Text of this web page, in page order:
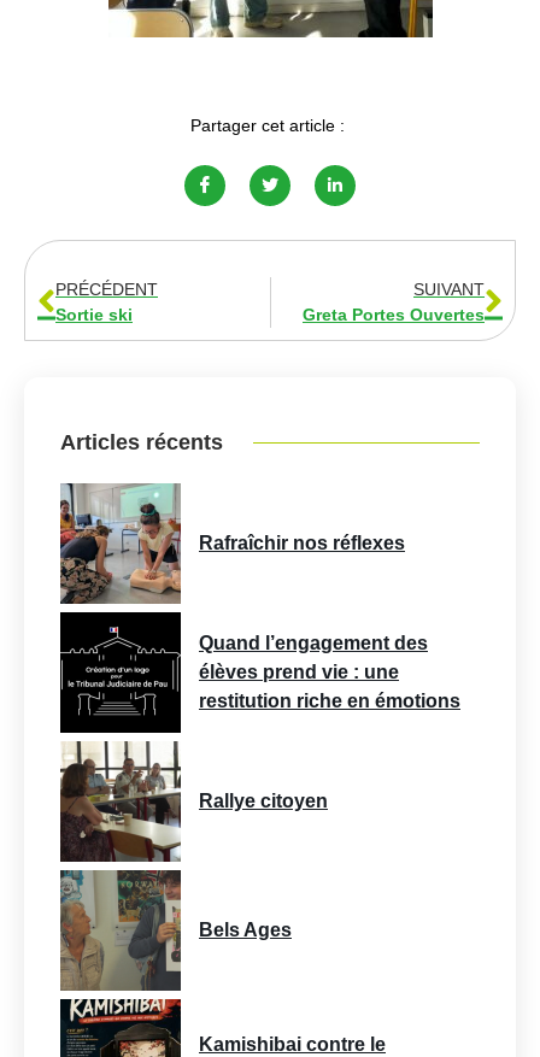
Partager cet article :
PRÉCÉDENT
Sortie ski
SUIVANT
Greta Portes Ouvertes
Articles récents
Rafraîchir nos réflexes
Quand l’engagement des
élèves prend vie : une
restitution riche en émotions
Rallye citoyen
Bels Ages
Kamishibai contre le